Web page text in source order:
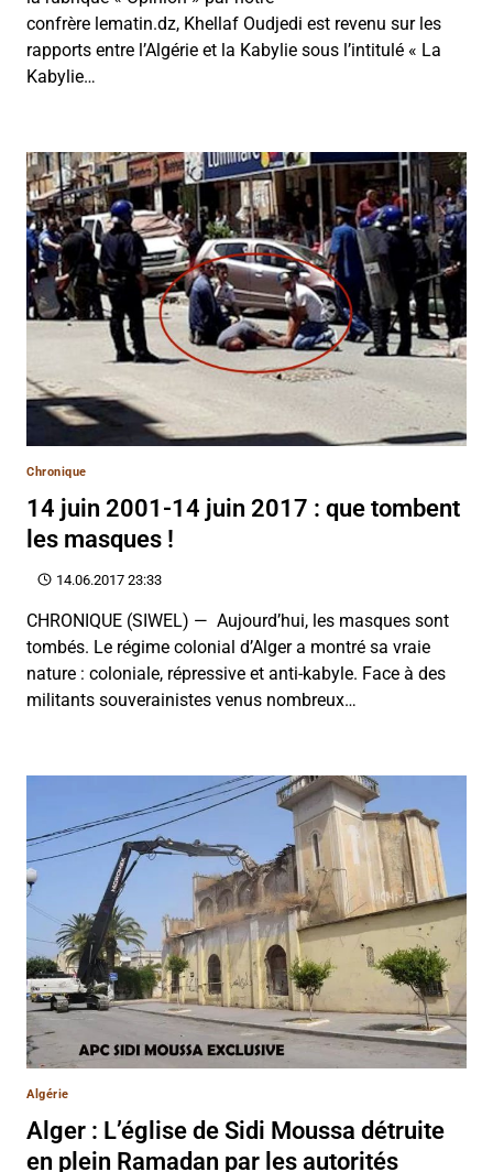
confrère lematin.dz, Khellaf Oudjedi est revenu sur les
rapports entre l’Algérie et la Kabylie sous l’intitulé « La
Kabylie…
Chronique
14 juin 2001-14 juin 2017 : que tombent
les masques !
14.06.2017 23:33
CHRONIQUE (SIWEL) — Aujourd’hui, les masques sont
tombés. Le régime colonial d’Alger a montré sa vraie
nature : coloniale, répressive et anti-kabyle. Face à des
militants souverainistes venus nombreux…
Algérie
Alger : L’église de Sidi Moussa détruite
en plein Ramadan par les autorités